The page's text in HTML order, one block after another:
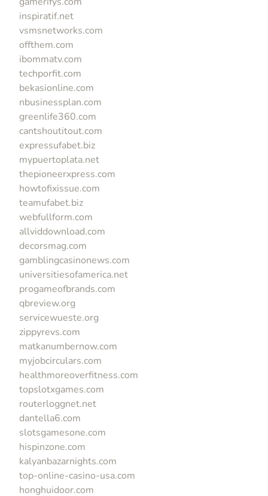
inspiratif.net
vsmsnetworks.com
offthem.com
ibommatv.com
techporfit.com
bekasionline.com
nbusinessplan.com
greenlife360.com
cantshoutitout.com
expressufabet.biz
mypuertoplata.net
thepioneerxpress.com
howtofixissue.com
teamufabet.biz
webfullform.com
allviddownload.com
decorsmag.com
gamblingcasinonews.com
universitiesofamerica.net
progameofbrands.com
qbreview.org
servicewueste.org
zippyrevs.com
matkanumbernow.com
myjobcirculars.com
healthmoreoverfitness.com
topslotxgames.com
routerloggnet.net
dantella6.com
slotsgamesone.com
hispinzone.com
kalyanbazarnights.com
top-online-casino-usa.com
honghuidoor.com